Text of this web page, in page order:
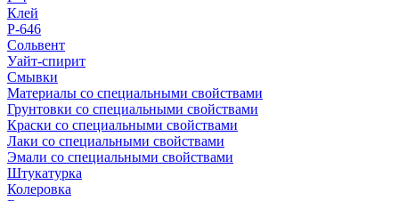
Клей
Р-646
Сольвент
Уайт-спирит
Смывки
Материалы со специальными свойствами
Грунтовки со специальными свойствами
Краски со специальными свойствами
Лаки со специальными свойствами
Эмали со специальными свойствами
Штукатурка
Колеровка